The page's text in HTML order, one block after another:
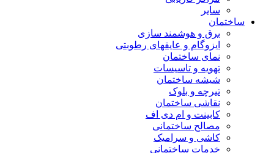
سایر
ساختمان
برق و هوشمند سازی
ایزوگام و عایقهای رطوبتی
نمای ساختمان
تهویه و تاسیسات
شیشه ساختمان
تیرچه و بلوک
نقاشی ساختمان
کابینت و ام دی اف
مصالح ساختمانی
کاشی و سرامیک
خدمات ساختمانی